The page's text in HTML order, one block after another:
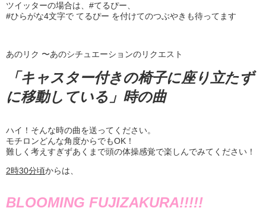
ツイッターの場合は、#てるぴー、
#ひらがな4文字で てるぴー を付けてのつぶやきも待ってます
あのリク 〜あのシチュエーションのリクエスト
「キャスター付きの椅子に座り立たず
に移動している」時の曲
ハイ！そんな時の曲を送ってください。
モチロンどんな角度からでもOK！
難しく考えすぎずあくまで頭の体操感覚で楽しんでみてください！
2時30分頃からは、
BLOOMING FUJIZAKURA!!!!!